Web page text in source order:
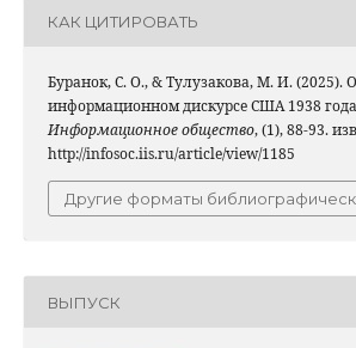
КАК ЦИТИРОВАТЬ
Буранок, С. О., & Тулузакова, М. И. (2025).
информационном дискурсе США 1938
Информационное общество, (1), 88-93.
http://infosoc.iis.ru/article/view/1185
Другие форматы
ВЫПУСК